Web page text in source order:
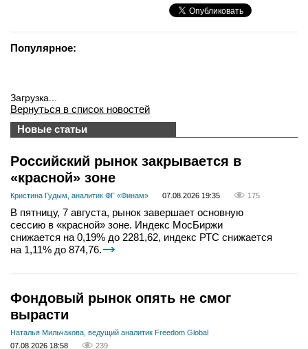
Популярное:
Загрузка...
Вернуться в список новостей
Новые статьи
Российский рынок закрывается в
«красной» зоне
Кристина Гудым, аналитик ФГ «Финам» 07.08.2026 19:35 175
В пятницу, 7 августа, рынок завершает основную
сессию в «красной» зоне. Индекс МосБиржи
снижается на 0,19% до 2281,62, индекс РТС снижается
на 1,11% до 874,76.
Фондовый рынок опять не смог
вырасти
Наталья Мильчакова, ведущий аналитик Freedom Global
07.08.2026 18:58
239